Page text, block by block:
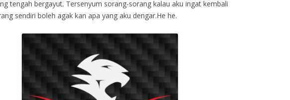
tengah bergayut. Tersenyum sorang-sorang kalau aku ingat kembali
sendiri boleh agak kan apa yang aku dengar.He he.